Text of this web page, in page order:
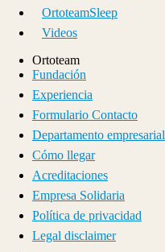
OrtoteamSleep
Videos
Ortoteam
Fundación
Experiencia
Formulario Contacto
Departamento empresarial
Cómo llegar
Acreditaciones
Empresa Solidaria
Política de privacidad
Legal disclaimer